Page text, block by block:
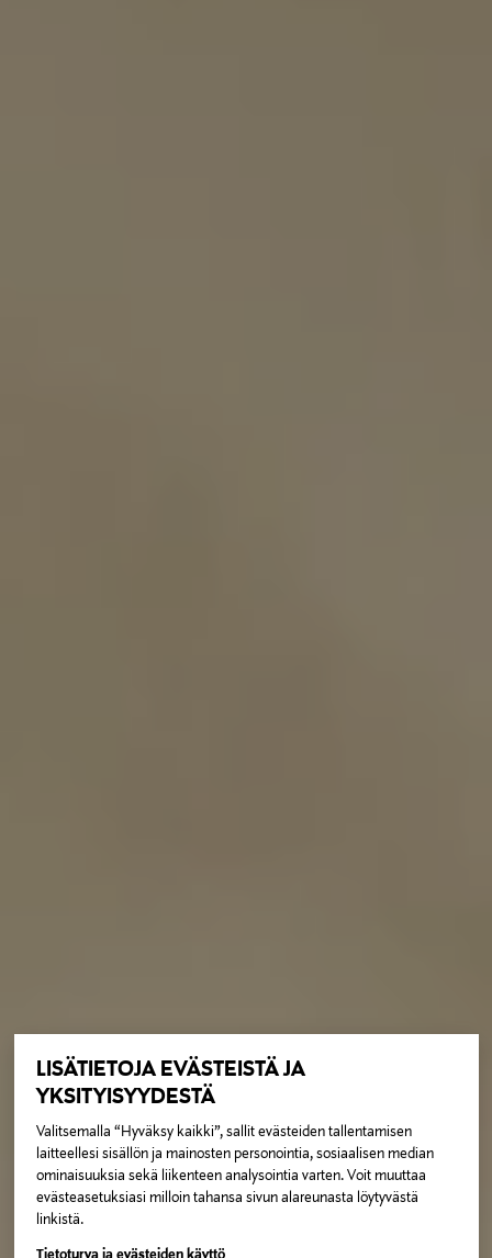
LISÄTIETOJA EVÄSTEISTÄ JA
YKSITYISYYDESTÄ
Valitsemalla “Hyväksy kaikki”, sallit evästeiden tallentamisen
laitteellesi sisällön ja mainosten personointia, sosiaalisen median
ominaisuuksia sekä liikenteen analysointia varten. Voit muuttaa
evästeasetuksiasi milloin tahansa sivun alareunasta löytyvästä
linkistä.